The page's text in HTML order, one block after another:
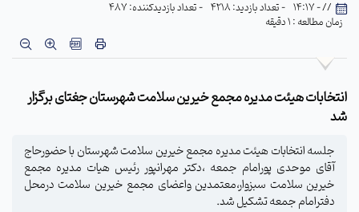
// - 14:17 - تعداد بازدید: 4218
- تعداد بازدیدکننده: 487
زمان مطالعه : 1 دقیقه
انتخابات هیئت مدیره مجمع خیرین سلامت شهرستان جغتای برگزار
شد
جلسه انتخابات هیئت مدیره مجمع خیرین سلامت شهرستان با حضورحاج
آقای موحدی پورامام جمعه ،دکتر مهرانپور رئیس هیات مدیره مجمع
خیرین سلامت سبزوار،معتمدین واعضای مجمع خیرین سلامت درمحل
دفترامام جمعه تشکیل شد.